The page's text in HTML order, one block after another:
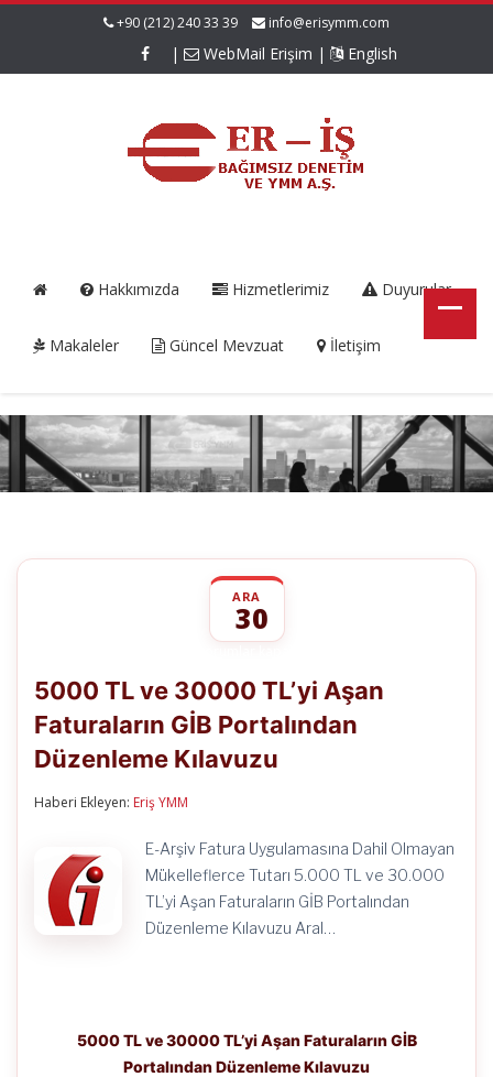
+90 (212) 240 33 39 info@erisymm.com
| WebMail Erişim | English
Hakkımızda Hizmetlerimiz Duyurular
Makaleler Güncel Mevzuat İletişim
ARA
30
ve
30000
TL’yi
Faturaların
için
5000 TL ve 30000 TL’yi Aşan
Faturaların GİB Portalından
Düzenleme Kılavuzu
Haberi Ekleyen: Eriş YMM
E-Arşiv Fatura Uygulamasına Dahil Olmayan
Mükelleflerce Tutarı 5.000 TL ve 30.000
TL’yi Aşan Faturaların GİB Portalından
Düzenleme Kılavuzu Aral…
5000 TL ve 30000 TL’yi Aşan Faturaların GİB
Portalından Düzenleme Kılavuzu